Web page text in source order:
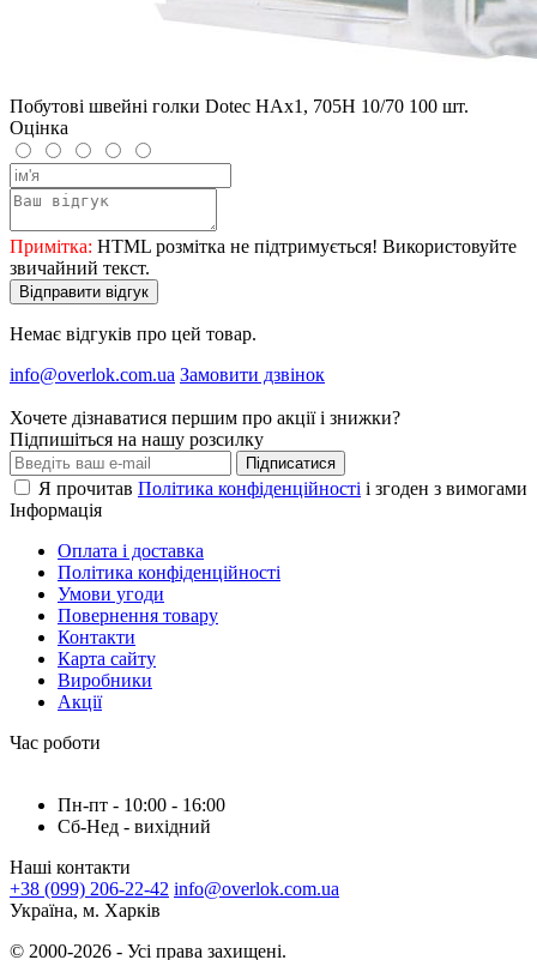
Побутові швейні голки Dotec HAx1, 705H 10/70 100 шт.
Оцінка
Примітка: HTML розмітка не підтримується! Використовуйте
звичайний текст.
Відправити відгук
Немає відгуків про цей товар.
info@overlok.com.ua Замовити дзвінок
Хочете дізнаватися першим про акції і знижки?
Підпишіться на нашу розсилку
Підписатися
Я прочитав Політика конфіденційності і згоден з вимогами
Інформація
Оплата і доставка
Політика конфіденційності
Умови угоди
Повернення товару
Контакти
Карта сайту
Виробники
Акції
Час роботи
Пн-пт - 10:00 - 16:00
Сб-Нед - вихідний
Наші контакти
+38 (099) 206-22-42 info@overlok.com.ua
Україна, м. Харків
© 2000-2026 - Усі права захищені.